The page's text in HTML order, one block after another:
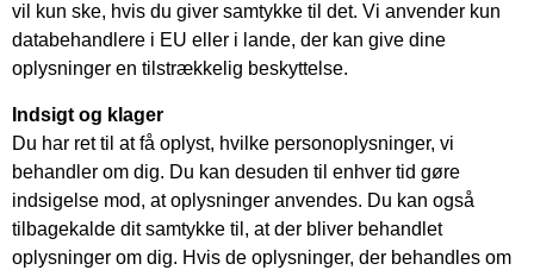
vil kun ske, hvis du giver samtykke til det. Vi anvender kun
databehandlere i EU eller i lande, der kan give dine
oplysninger en tilstrækkelig beskyttelse.
Indsigt og klager
Du har ret til at få oplyst, hvilke personoplysninger, vi
behandler om dig. Du kan desuden til enhver tid gøre
indsigelse mod, at oplysninger anvendes. Du kan også
tilbagekalde dit samtykke til, at der bliver behandlet
oplysninger om dig. Hvis de oplysninger, der behandles om